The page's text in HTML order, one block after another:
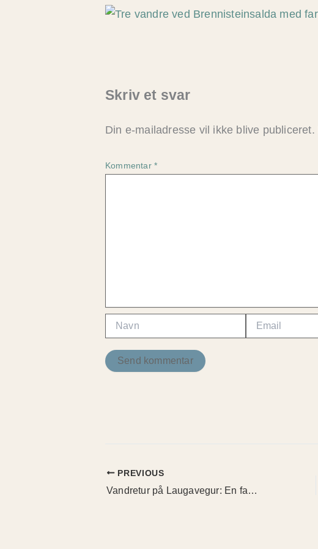
Skriv et svar
Din e-mailadresse vil ikke blive publiceret.
Kommentar *
PREVIOUS
Vandretur på Laugavegur: En fantastisk rejse til magiske Island